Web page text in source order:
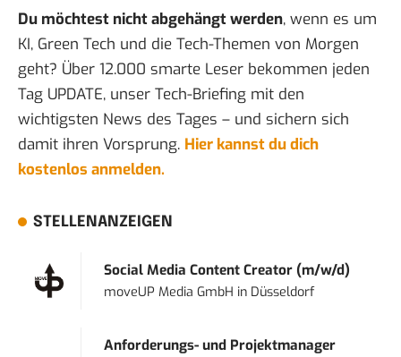
Du möchtest nicht abgehängt werden, wenn es um
KI, Green Tech und die Tech-Themen von Morgen
geht? Über 12.000 smarte Leser bekommen jeden
Tag UPDATE, unser Tech-Briefing mit den
wichtigsten News des Tages – und sichern sich
damit ihren Vorsprung. Hier kannst du dich
kostenlos anmelden.
STELLENANZEIGEN
Social Media Content Creator (m/w/d)
moveUP Media GmbH in Düsseldorf
Anforderungs- und Projektmanager